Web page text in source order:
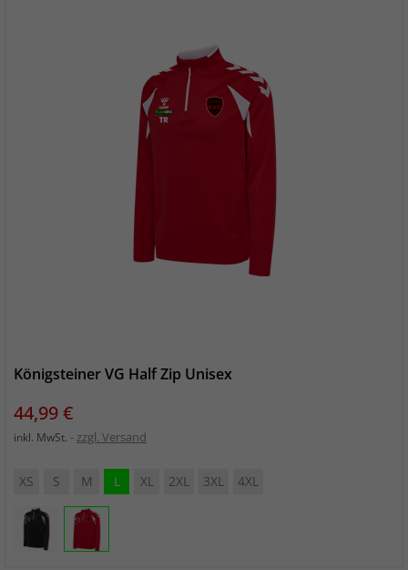
Königsteiner VG Half Zip Unisex
Preis
44,99 €
inkl. MwSt. zzgl. Versand
XS S M L XL 2XL 3XL 4XL